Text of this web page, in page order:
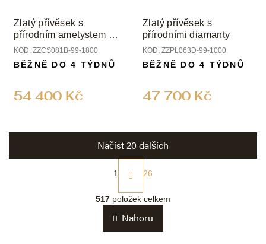
Zlatý přívěsek s
přírodním ametystem a
diamanty
KÓD: ZZCS081B-99-1800
54 400 Kč
BĚŽNĚ DO 4 TÝDNŮ
Zlatý přívěsek s
přírodními diamanty
KÓD: ZZPL063D-99-1000
47 700 Kč
BĚŽNĚ DO 4 TÝDNŮ
v
l
á
d
Načíst 20 dalších
S
t
á
n
k
1 26
517 položek celkem
Nahoru